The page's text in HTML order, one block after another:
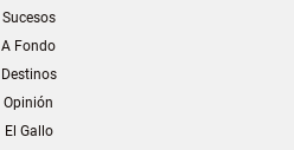
Sucesos
A Fondo
Destinos
Opinión
El Gallo